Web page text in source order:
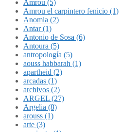
Amrou (5)
Amrou el carpintero fenicio (1)
Anomia (2)
Antar (1)
Antonio de Sosa (6)
Antoura (5)
antropología (5)
aouss habbarah (1)
apartheid (2)
arcadas (1)
archivos (2)
ARGEL (27)
Argelia (8)
arouss (1)
arte (3)